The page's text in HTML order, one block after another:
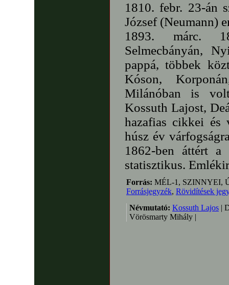
1810. febr. 23-án
József (Neumann)
1893. márc.
Selmecbányán,
pappá, többek
Kóson,
Milánóban is
Kossuth Lajost,
hazafias cikkei és
húsz év
1862-ben áttért
statisztikus.
Forrás: MÉL-1, SZINNYEI,
Forrásjegyzék, Rövidítések
Névmutató: Kossuth Lajos |
Vörösmarty Mihály |